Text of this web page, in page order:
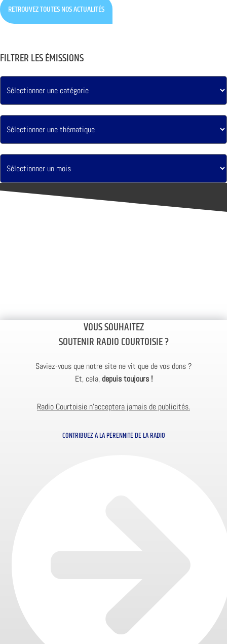
RETROUVEZ TOUTES NOS ACTUALITÉS
FILTRER LES ÉMISSIONS
VOUS SOUHAITEZ
SOUTENIR RADIO COURTOISIE ?
Saviez-vous que notre site ne vit que de vos dons ?
Et, cela, depuis toujours !
Radio Courtoisie n’acceptera jamais de publicités.
CONTRIBUEZ À LA PÉRENNITÉ DE LA RADIO